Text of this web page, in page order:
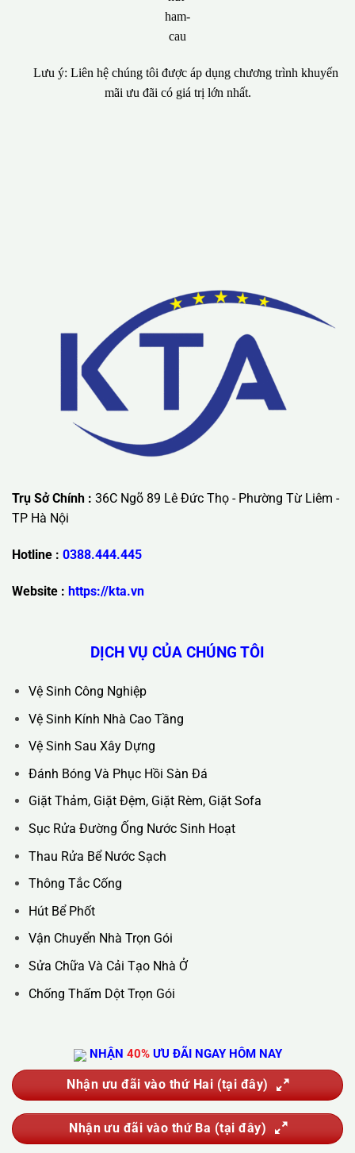
Lưu ý: Liên hệ chúng tôi được áp dụng chương trình khuyến
mãi ưu đãi có giá trị lớn nhất.
Trụ Sở Chính :
36C Ngõ 89 Lê Đức Thọ - Phường Từ Liêm -
Hotline : 0388.444.445
Website : https://kta.vn
DỊCH VỤ CỦA CHÚNG TÔI
Vệ Sinh Công Nghiệp
Vệ Sinh Kính Nhà Cao Tầng
Giặt Thảm, Giặt Đệm, Giặt Rèm, Giặt Sofa
Sục Rửa Đường Ống Nước Sinh Hoạt
Thau Rửa Bể Nước Sạch